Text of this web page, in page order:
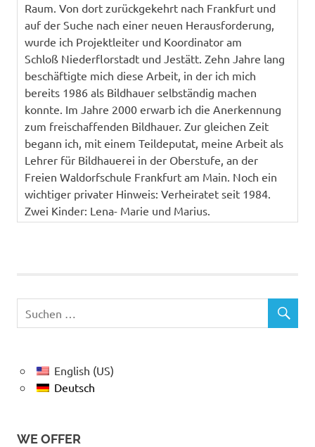
Raum. Von dort zurückgekehrt nach Frankfurt und
auf der Suche nach einer neuen Herausforderung,
wurde ich Projektleiter und Koordinator am
Schloß Niederflorstadt und Jestätt. Zehn Jahre lang
beschäftigte mich diese Arbeit, in der ich mich
bereits 1986 als Bildhauer selbständig machen
konnte. Im Jahre 2000 erwarb ich die Anerkennung
zum freischaffenden Bildhauer. Zur gleichen Zeit
begann ich, mit einem Teildeputat, meine Arbeit als
Lehrer für Bildhauerei in der Oberstufe, an der
Freien Waldorfschule Frankfurt am Main. Noch ein
wichtiger privater Hinweis: Verheiratet seit 1984.
Zwei Kinder: Lena- Marie und Marius.
English (US)
Deutsch
WE OFFER